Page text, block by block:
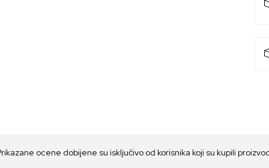
ocene dobijene su isključivo od korisnika koji su kupili